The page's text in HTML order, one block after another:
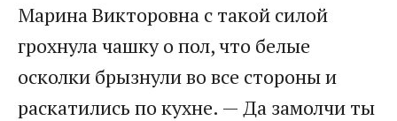
Марина Викторовна с такой силой
грохнула чашку о пол, что белые
осколки брызнули во все стороны и
раскатились по кухне. — Да замолчи ты